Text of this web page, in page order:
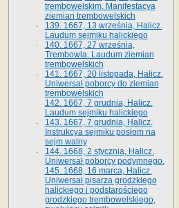
trembowelskim. Manifestacya
ziemian trembowelskich
139. 1667, 13 września, Halicz.
Laudum sejmiku halickiego
140. 1667, 27 września,
Trembowla. Laudum ziemian
trembowelskich
141. 1667, 20 listopada, Halicz.
Uniwersał poborcy do ziemian
trembowelskich
142. 1667, 7 grudnia, Halicz.
Laudum sejmiku halickiego
143. 1667, 7 grudnia, Halicz.
Instrukcya sejmiku posłom na
sejm walny
144. 1668, 2 stycznia, Halicz.
Uniwersał poborcy podymnego.
145. 1668, 16 marca, Halicz.
Uniwersał pisarza grodzkiego
halickiego i podstarościego
grodzkiego trembowelskiego,